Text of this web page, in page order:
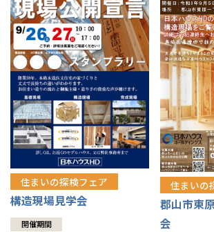
住まいの探検フェア
構造現場見学会
開催期間
住まいの
郡山市東
会